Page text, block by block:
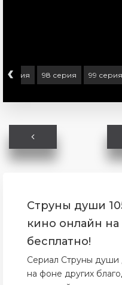
‹
серия 98 серия 99 серия
Струны души
кино онлайн
бесплатно!
Сериал Струны души
на фоне других